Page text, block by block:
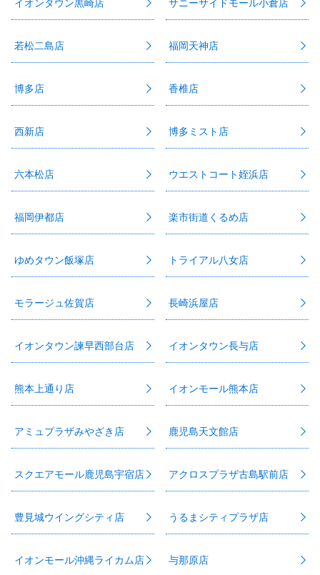
イオンタウン黒崎店 サニーサイドモール小倉店
若松二島店 福岡天神店
博多店 香椎店
西新店 博多ミスト店
六本松店 ウエストコート姪浜店
福岡伊都店 楽市街道くるめ店
ゆめタウン飯塚店 トライアル八女店
モラージュ佐賀店 長崎浜屋店
イオンタウン諫早西部台店 イオンタウン長与店
熊本上通り店 イオンモール熊本店
アミュプラザみやざき店 鹿児島天文館店
スクエアモール鹿児島宇宿店 アクロスプラザ古島駅前店
豊見城ウイングシティ店 うるまシティプラザ店
イオンモール沖縄ライカム店 与那原店